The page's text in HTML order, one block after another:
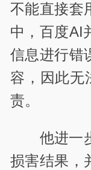
不能直接套
中，百度AI
信息进行错
容，因此无
责。
他进一
损害结果，